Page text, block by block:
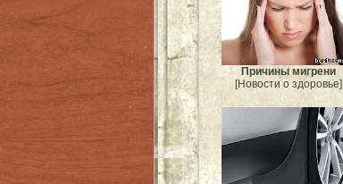
Причины мигрени
[Новости о здоровье]